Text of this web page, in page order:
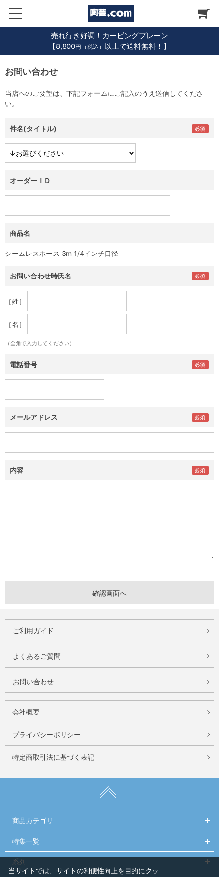
売れ行き好調！カービングプレーン
【8,800円（税込） 以上で送料無料！】
お問い合わせ
当店へのご要望は、下記フォームにご記入のうえ送信してくださ
い。
件名(タイトル)
オーダーＩＤ
商品名
シームレスホース 3m 1/4インチ口径
お問い合わせ時氏名
［姓］
［名］
（全角で入力してください）
電話番号
メールアドレス
内容
ご利用ガイド
よくあるご質問
お問い合わせ
会社概要
プライバシーポリシー
特定商取引法に基づく表記
商品カテゴリ
特集一覧
系列
当サイトでは、サイトの利便性向上を目的にクッ